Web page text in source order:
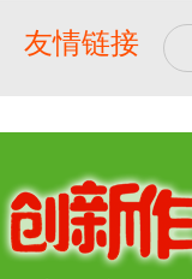
友情链接